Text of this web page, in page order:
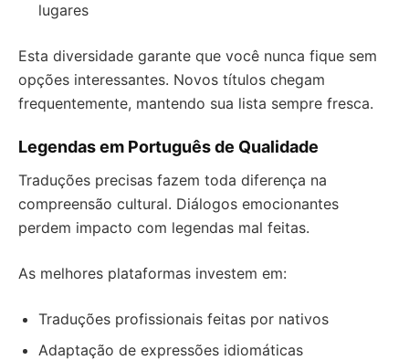
lugares
Esta diversidade garante que você nunca fique sem
opções interessantes. Novos títulos chegam
frequentemente, mantendo sua lista sempre fresca.
Legendas em Português de Qualidade
Traduções precisas fazem toda diferença na
compreensão cultural. Diálogos emocionantes
perdem impacto com legendas mal feitas.
As melhores plataformas investem em:
Traduções profissionais feitas por nativos
Adaptação de expressões idiomáticas